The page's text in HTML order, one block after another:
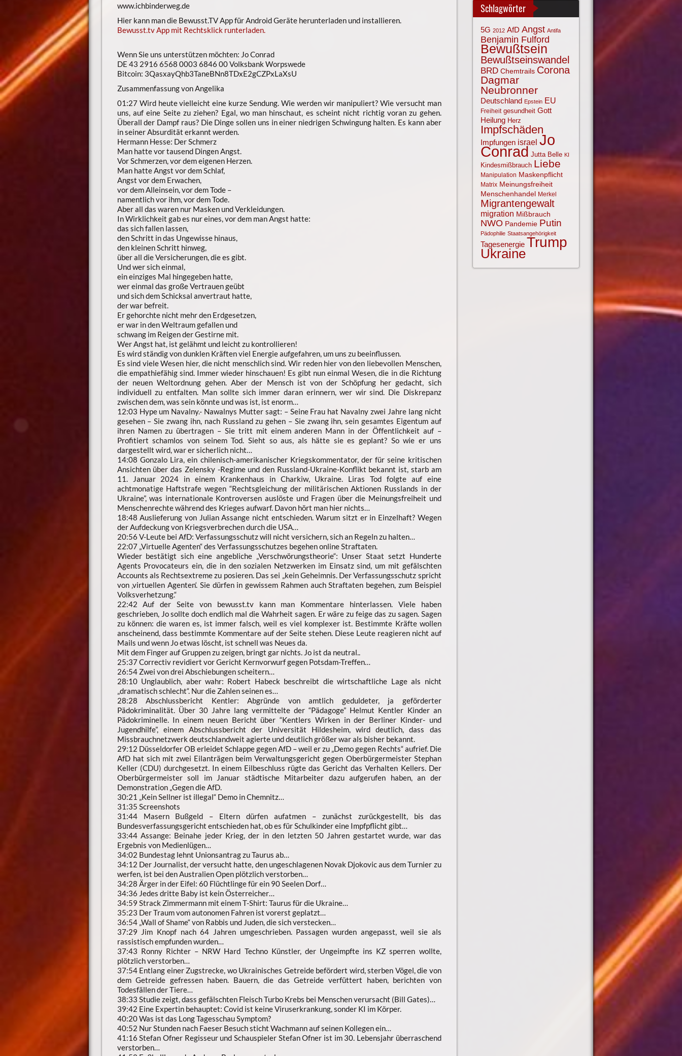
www.ichbinderweg.de
Hier kann man die Bewusst.TV App für Android Geräte herunterladen und installieren.
Bewusst.tv App mit Rechtsklick runterladen.
Wenn Sie uns unterstützen möchten: Jo Conrad
DE 43 2916 6568 0003 6846 00 Volksbank Worpswede
Bitcoin: 3QasxayQhb3TaneBNn8TDxE2gCZPxLaXsU
Zusammenfassung von Angelika
01:27 Wird heute vielleicht eine kurze Sendung. Wie werden wir manipuliert? Wie versucht man
uns, auf eine Seite zu ziehen? Egal, wo man hinschaut, es scheint nicht richtig voran zu gehen.
Überall der Dampf raus? Die Dinge sollen uns in einer niedrigen Schwingung halten. Es kann aber
in seiner Absurdität erkannt werden.
Hermann Hesse: Der Schmerz
Man hatte vor tausend Dingen Angst.
Vor Schmerzen, vor dem eigenen Herzen.
Man hatte Angst vor dem Schlaf,
Angst vor dem Erwachen,
vor dem Alleinsein, vor dem Tode –
namentlich vor ihm, vor dem Tode.
Aber all das waren nur Masken und Verkleidungen.
In Wirklichkeit gab es nur eines, vor dem man Angst hatte:
das sich fallen lassen,
den Schritt in das Ungewisse hinaus,
den kleinen Schritt hinweg,
über all die Versicherungen, die es gibt.
Und wer sich einmal,
ein einziges Mal hingegeben hatte,
wer einmal das große Vertrauen geübt
und sich dem Schicksal anvertraut hatte,
der war befreit.
Er gehorchte nicht mehr den Erdgesetzen,
er war in den Weltraum gefallen und
schwang im Reigen der Gestirne mit.
Wer Angst hat, ist gelähmt und leicht zu kontrollieren!
Es wird ständig von dunklen Kräften viel Energie aufgefahren, um uns zu beeinflussen.
Es sind viele Wesen hier, die nicht menschlich sind. Wir reden hier von den liebevollen Menschen,
die empathiefähig sind. Immer wieder hinschauen! Es gibt nun einmal Wesen, die in die Richtung
der neuen Weltordnung gehen. Aber der Mensch ist von der Schöpfung her gedacht, sich
individuell zu entfalten. Man sollte sich immer daran erinnern, wer wir sind. Die Diskrepanz
zwischen dem, was sein könnte und was ist, ist enorm…
12:03 Hype um Navalny.- Nawalnys Mutter sagt: – Seine Frau hat Navalny zwei Jahre lang nicht
gesehen – Sie zwang ihn, nach Russland zu gehen – Sie zwang ihn, sein gesamtes Eigentum auf
ihren Namen zu übertragen – Sie tritt mit einem anderen Mann in der Öffentlichkeit auf –
Profitiert schamlos von seinem Tod. Sieht so aus, als hätte sie es geplant? So wie er uns
dargestellt wird, war er sicherlich nicht…
14:08 Gonzalo Lira, ein chilenisch-amerikanischer Kriegskommentator, der für seine kritischen
Ansichten über das Zelensky -Regime und den Russland-Ukraine-Konflikt bekannt ist, starb am
11. Januar 2024 in einem Krankenhaus in Charkiw, Ukraine. Liras Tod folgte auf eine
achtmonatige Haftstrafe wegen “Rechtsgleichung der militärischen Aktionen Russlands in der
Ukraine”, was internationale Kontroversen auslöste und Fragen über die Meinungsfreiheit und
Menschenrechte während des Krieges aufwarf. Davon hört man hier nichts…
18:48 Auslieferung von Julian Assange nicht entschieden. Warum sitzt er in Einzelhaft? Wegen
der Aufdeckung von Kriegsverbrechen durch die USA…
20:56 V-Leute bei AfD: Verfassungsschutz will nicht versichern, sich an Regeln zu halten…
22:07 „Virtuelle Agenten“ des Verfassungsschutzes begehen online Straftaten.
Wieder bestätigt sich eine angebliche „Verschwörungstheorie“: Unser Staat setzt Hunderte
Agents Provocateurs ein, die in den sozialen Netzwerken im Einsatz sind, um mit gefälschten
Accounts als Rechtsextreme zu posieren. Das sei „kein Geheimnis. Der Verfassungsschutz spricht
von ‚virtuellen Agenten‘. Sie dürfen in gewissem Rahmen auch Straftaten begehen, zum Beispiel
Volksverhetzung.“
22:42 Auf der Seite von bewusst.tv kann man Kommentare hinterlassen. Viele haben
geschrieben, Jo sollte doch endlich mal die Wahrheit sagen. Er wäre zu feige das zu sagen. Sagen
zu können: die waren es, ist immer falsch, weil es viel komplexer ist. Bestimmte Kräfte wollen
anscheinend, dass bestimmte Kommentare auf der Seite stehen. Diese Leute reagieren nicht auf
Mails und wenn Jo etwas löscht, ist schnell was Neues da.
Mit dem Finger auf Gruppen zu zeigen, bringt gar nichts. Jo ist da neutral..
25:37 Correctiv revidiert vor Gericht Kernvorwurf gegen Potsdam-Treffen…
26:54 Zwei von drei Abschiebungen scheitern…
28:10 Unglaublich, aber wahr: Robert Habeck beschreibt die wirtschaftliche Lage als nicht
„dramatisch schlecht“. Nur die Zahlen seinen es…
28:28 Abschlussbericht Kentler: Abgründe von amtlich geduldeter, ja geförderter
Pädokriminalität. Über 30 Jahre lang vermittelte der “Pädagoge” Helmut Kentler Kinder an
Pädokriminelle. In einem neuen Bericht über “Kentlers Wirken in der Berliner Kinder- und
Jugendhilfe”, einem Abschlussbericht der Universität Hildesheim, wird deutlich, dass das
Missbrauchnetzwerk deutschlandweit agierte und deutlich größer war als bisher bekannt.
29:12 Düsseldorfer OB erleidet Schlappe gegen AfD – weil er zu „Demo gegen Rechts“ aufrief. Die
AfD hat sich mit zwei Eilanträgen beim Verwaltungsgericht gegen Oberbürgermeister Stephan
Keller (CDU) durchgesetzt. In einem Eilbeschluss rügte das Gericht das Verhalten Kellers. Der
Oberbürgermeister soll im Januar städtische Mitarbeiter dazu aufgerufen haben, an der
Demonstration „Gegen die AfD.
30:21 „Kein Sellner ist illegal“ Demo in Chemnitz…
31:35 Screenshots
31:44 Masern Bußgeld – Eltern dürfen aufatmen – zunächst zurückgestellt, bis das
Bundesverfassungsgericht entschieden hat, ob es für Schulkinder eine Impfpflicht gibt…
33:44 Assange: Beinahe jeder Krieg, der in den letzten 50 Jahren gestartet wurde, war das
Ergebnis von Medienlügen…
34:02 Bundestag lehnt Unionsantrag zu Taurus ab…
34:12 Der Journalist, der versucht hatte, den ungeschlagenen Novak Djokovic aus dem Turnier zu
werfen, ist bei den Australien Open plötzlich verstorben…
34:28 Ärger in der Eifel: 60 Flüchtlinge für ein 90 Seelen Dorf…
34:36 Jedes dritte Baby ist kein Österreicher…
34:59 Strack Zimmermann mit einem T-Shirt: Taurus für die Ukraine…
35:23 Der Traum vom autonomen Fahren ist vorerst geplatzt…
36:54 „Wall of Shame“ von Rabbis und Juden, die sich verstecken…
37:29 Jim Knopf nach 64 Jahren umgeschrieben. Passagen wurden angepasst, weil sie als
rassistisch empfunden wurden…
37:43 Ronny Richter – NRW Hard Techno Künstler, der Ungeimpfte ins KZ sperren wollte,
plötzlich verstorben…
37:54 Entlang einer Zugstrecke, wo Ukrainisches Getreide befördert wird, sterben Vögel, die von
dem Getreide gefressen haben. Bauern, die das Getreide verfüttert haben, berichten von
Todesfällen der Tiere…
38:33 Studie zeigt, dass gefälschten Fleisch Turbo Krebs bei Menschen verursacht (Bill Gates)…
39:42 Eine Expertin behauptet: Covid ist keine Viruserkrankung, sonder KI im Körper.
40:20 Was ist das Long Tagesschau Symptom?
40:52 Nur Stunden nach Faeser Besuch sticht Wachmann auf seinen Kollegen ein…
41:16 Stefan Ofner Regisseur und Schauspieler Stefan Ofner ist im 30. Lebensjahr überraschend
verstorben…
Schlagwörter
5G 2012 AfD Angst Antifa
Benjamin Fulford
Bewußtsein
Bewußtseinswandel
BRD Chemtrails Corona
Dagmar
Neubronner
Deutschland Epstein EU
Freiheit gesundheit Gott
Heilung Herz
Impfschäden
Impfungen israel Jo
Conrad Jutta Belle KI
Kindesmißbrauch Liebe
Manipulation Maskenpflicht
Matrix Meinungsfreiheit
Menschenhandel Merkel
Migrantengewalt
migration Mißbrauch
NWO Pandemie Putin
Pädophilie Staatsangehörigkeit
Tagesenergie Trump
Ukraine